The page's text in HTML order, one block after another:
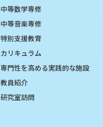
中等数学専修
中等音楽専修
特別支援教育
カリキュラム
専門性を高める実践的な施設
教員紹介
研究室訪問